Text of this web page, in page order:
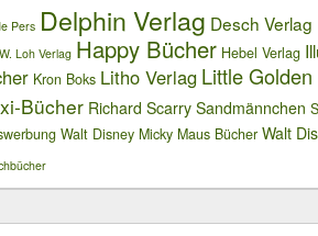
Pers Delphin Verlag Desch Verlag
Loh Verlag Happy Bücher Hebel Verlag
Kron Boks Litho Verlag Little
Bücher Richard Scarry Sandmännchen
Walt Disney Micky Maus Bücher Walt